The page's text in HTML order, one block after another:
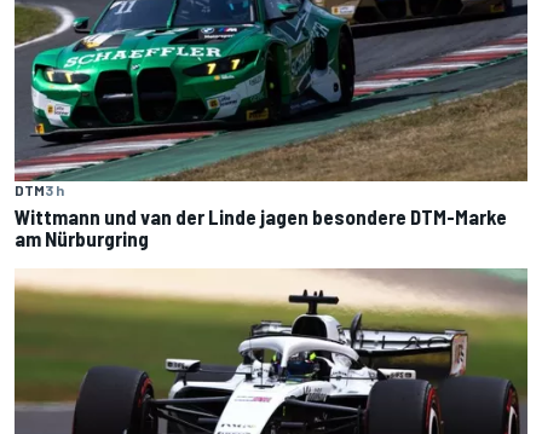
DTM3 h
Wittmann und van der Linde jagen besondere DTM-Marke
am Nürburgring